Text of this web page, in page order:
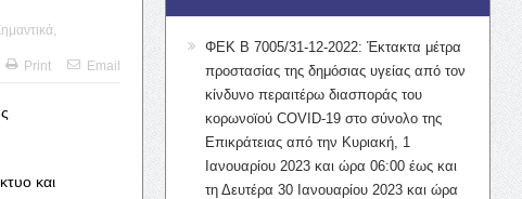
Print
Email
και
ΦΕΚ Β 7005/31-12-2022: Έκτακτα μέτρα
προστασίας της δημόσιας υγείας από τον
κίνδυνο περαιτέρω διασποράς του
κορωνοϊού COVID-19 στο σύνολο της
Επικράτειας από την Κυριακή, 1
Ιανουαρίου 2023 και ώρα 06:00 έως και
τη Δευτέρα 30 Ιανουαρίου 2023 και ώρα